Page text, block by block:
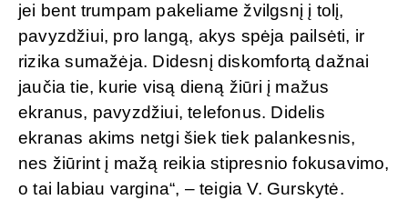
jei bent trumpam pakeliame žvilgsnį į tolį,
pavyzdžiui, pro langą, akys spėja pailsėti, ir
rizika sumažėja. Didesnį diskomfortą dažnai
jaučia tie, kurie visą dieną žiūri į mažus
ekranus, pavyzdžiui, telefonus. Didelis
ekranas akims netgi šiek tiek palankesnis,
nes žiūrint į mažą reikia stipresnio fokusavimo,
o tai labiau vargina“, – teigia V. Gurskytė.